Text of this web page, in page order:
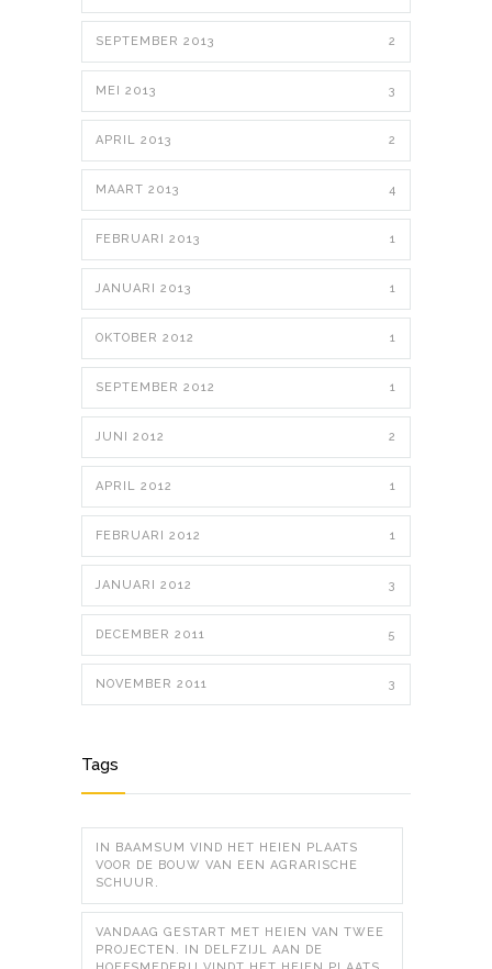
SEPTEMBER 2013 2
MEI 2013 3
APRIL 2013 2
MAART 2013 4
FEBRUARI 2013 1
JANUARI 2013 1
OKTOBER 2012 1
SEPTEMBER 2012 1
JUNI 2012 2
APRIL 2012 1
FEBRUARI 2012 1
JANUARI 2012 3
DECEMBER 2011 5
NOVEMBER 2011 3
Tags
IN BAAMSUM VIND HET HEIEN PLAATS
VOOR DE BOUW VAN EEN AGRARISCHE
SCHUUR.
VANDAAG GESTART MET HEIEN VAN TWEE
PROJECTEN. IN DELFZIJL AAN DE